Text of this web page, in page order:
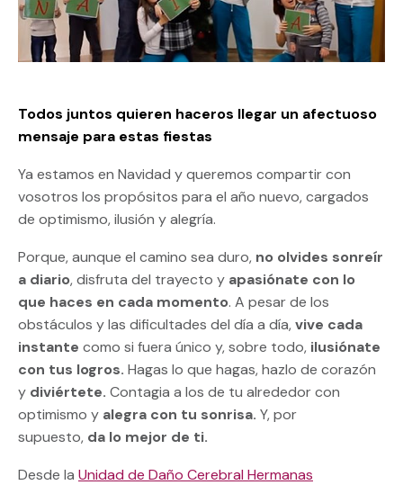
Todos juntos quieren haceros llegar un afectuoso
mensaje para estas fiestas
Ya estamos en Navidad y queremos compartir con
vosotros los propósitos para el año nuevo, cargados
de optimismo, ilusión y alegría.
Porque, aunque el camino sea duro, no olvides sonreír
a diario, disfruta del trayecto y apasiónate con lo
que haces en cada momento. A pesar de los
obstáculos y las dificultades del día a día,vive cada
instante como si fuera único y, sobre todo, ilusiónate
con tus logros. Hagas lo que hagas, hazlo de corazón
y diviértete. Contagia a los de tu alrededor con
optimismo y alegra con tu sonrisa. Y, por
supuesto, da lo mejor de ti.
Desde la Unidad de Daño Cerebral Hermanas